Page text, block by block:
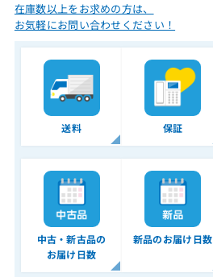
在庫数以上をお求めの方は、
お気軽にお問い合わせください！
送料 保証
中古・新古品の
お届け日数
新品のお届け日数